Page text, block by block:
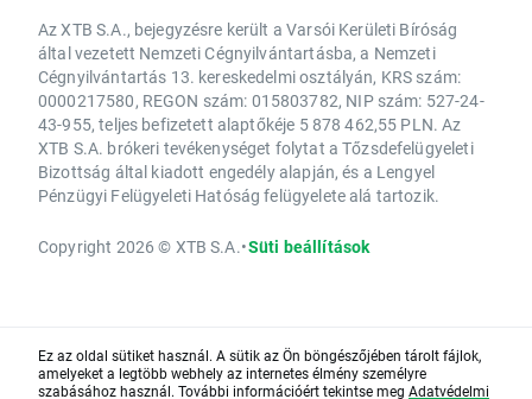
Az XTB S.A., bejegyzésre került a Varsói Kerületi Bíróság
által vezetett Nemzeti Cégnyilvántartásba, a Nemzeti
Cégnyilvántartás 13. kereskedelmi osztályán, KRS szám:
0000217580, REGON szám: 015803782, NIP szám: 527-24-
43-955, teljes befizetett alaptőkéje 5 878 462,55 PLN. Az
XTB S.A. brókeri tevékenységet folytat a Tőzsdefelügyeleti
Bizottság által kiadott engedély alapján, és a Lengyel
Pénzügyi Felügyeleti Hatóság felügyelete alá tartozik.
Copyright 2026 © XTB S.A.•Süti beállítások
Ez az oldal sütiket használ. A sütik az Ön böngészőjében tárolt fájlok,
amelyeket a legtöbb webhely az internetes élmény személyre
szabásához használ. További információért tekintse meg Adatvédelmi